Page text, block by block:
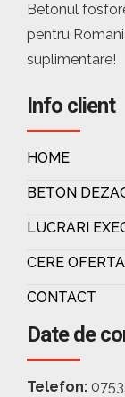
Betonul
pentru
suplimentare!
Info client
HOME
BETON
LUCRARI
CERE OFERTA
CONTACT
Date de
Telefon: